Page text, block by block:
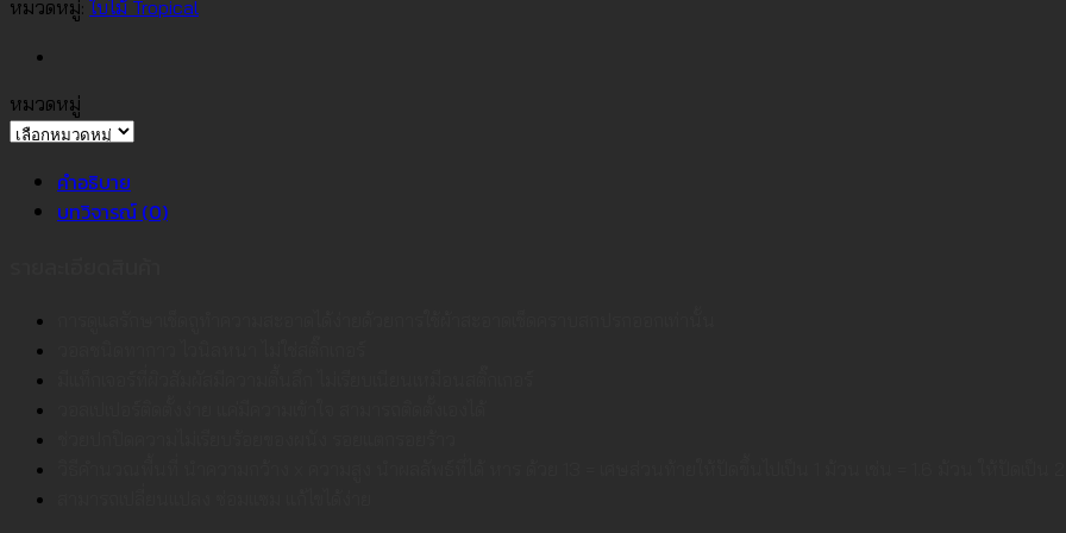
ไม้
ทรอ
ปิ
คอ
ล
สี
ชิ้น
หมวดหมู่:ใบไม้ Tropical
หมวดหมู่
หมวด
คำอธิบาย
บทวิจารณ์ (0)